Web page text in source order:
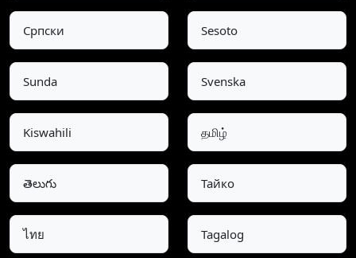
Српски Sesoto
Sunda Svenska
Kiswahili தமிழ்
తెలుగు Тайко
ไทย Tagalog